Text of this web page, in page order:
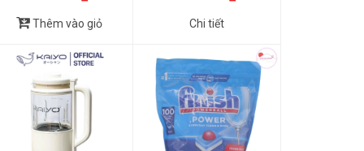
Thêm vào giỏ Chi tiết